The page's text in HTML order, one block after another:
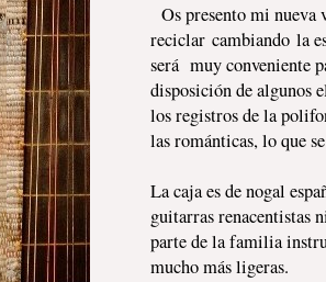
Os presento mi nueva
reciclar cambiando la
será muy conveniente
disposición de algunos
los registros de la
las románticas, lo que
La caja es de nogal
guitarras renacentistas
parte de la familia
mucho más ligeras.